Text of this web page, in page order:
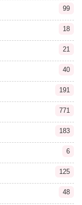
99
18
21
40
191
771
183
6
125
48